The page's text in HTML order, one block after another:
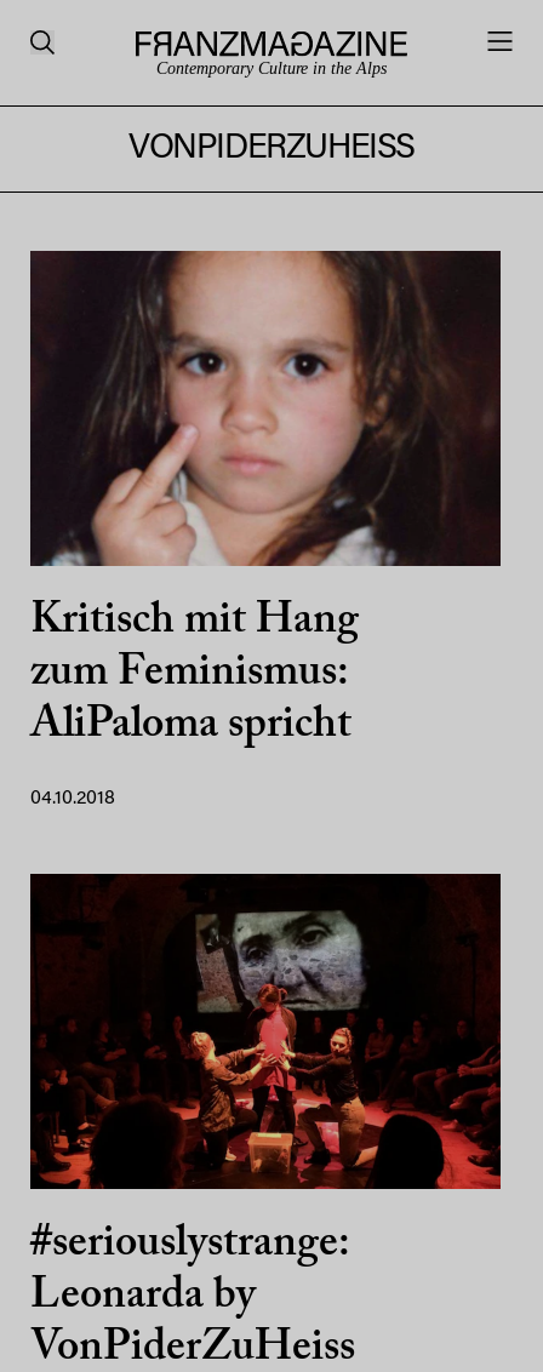
Contemporary Culture in the Alps
VONPIDERZUHEISS
Kritisch mit Hang
zum Feminismus:
AliPaloma spricht
04.10.2018
#seriouslystrange:
Leonarda by
VonPiderZuHeiss